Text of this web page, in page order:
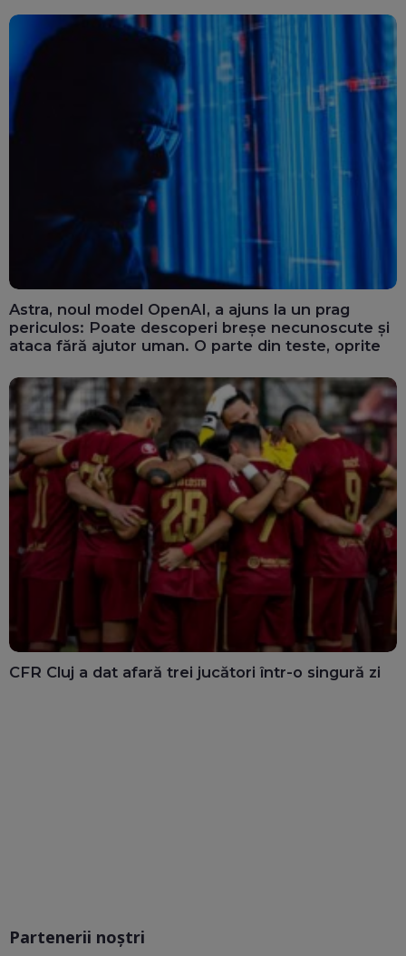
Astra, noul model OpenAI, a ajuns la un prag
periculos: Poate descoperi breșe necunoscute și
ataca fără ajutor uman. O parte din teste, oprite
CFR Cluj a dat afară trei jucători într-o singură zi
Partenerii noștri